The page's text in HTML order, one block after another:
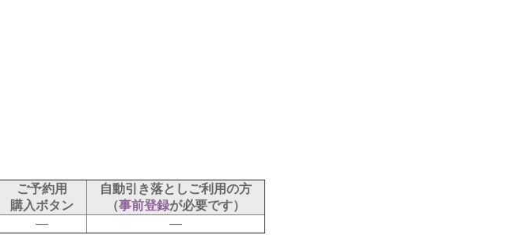
ご予約用
購入ボタン
自動引き落としご利用の方
（事前登録が必要です）
―
―